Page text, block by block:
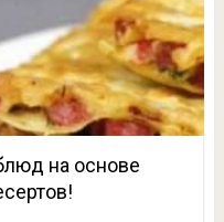
на основе